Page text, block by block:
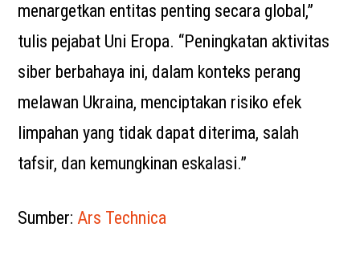
menargetkan entitas penting secara global,”
tulis pejabat Uni Eropa. “Peningkatan aktivitas
siber berbahaya ini, dalam konteks perang
melawan Ukraina, menciptakan risiko efek
limpahan yang tidak dapat diterima, salah
tafsir, dan kemungkinan eskalasi.”
Sumber: Ars Technica